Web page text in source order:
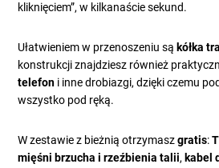
kliknięciem”, w kilkanaście sekund.
Ułatwieniem w przenoszeniu są kółka
konstrukcji znajdziesz również
telefon i inne drobiazgi, dzięki czemu
wszystko pod ręką.
W zestawie z bieżnią otrzymaszgratis:
mięśni brzucha i rzeźbienia talii, kabel